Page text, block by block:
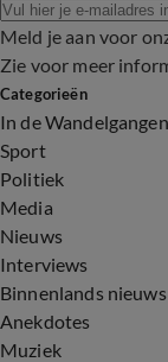
Meld je aan voor
Zie voor meer
Categorieën
In de Wandelgangen
Sport
Politiek
Media
Nieuws
Interviews
Binnenlands nieuws
Anekdotes
Muziek